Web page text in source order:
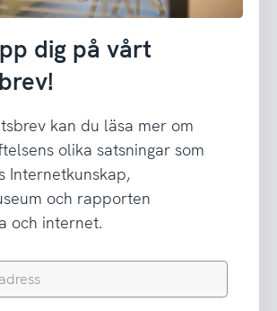
dig på vårt
kan du läsa mer om
olika satsningar som
Internetkunskap,
och rapporten
och internet.